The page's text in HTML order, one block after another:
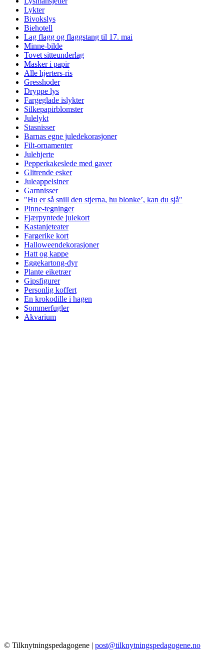
Lykter
Bivokslys
Biehotell
Lag flagg og flaggstang til 17. mai
Minne-bilde
Tovet sitteunderlag
Masker i papir
Alle hjerters-ris
Gresshoder
Dryppe lys
Fargeglade islykter
Silkepapirblomster
Julelykt
Stasnisser
Barnas egne juledekorasjoner
Filt-ornamenter
Julehjerte
Pepperkakeslede med gaver
Glitrende esker
Juleappelsiner
Garnnisser
"Hu er så snill den stjerna, hu blonke’, kan du sjå"
Pinne-tegninger
Fjærpyntede julekort
Kastanjeteater
Fargerike kort
Halloweendekorasjoner
Hatt og kappe
Eggekartong-dyr
Plante eiketrær
Gipsfigurer
Personlig koffert
En krokodille i hagen
Sommerfugler
Akvarium
© Tilknytningspedagogene | post@tilknytningspedagogene.no